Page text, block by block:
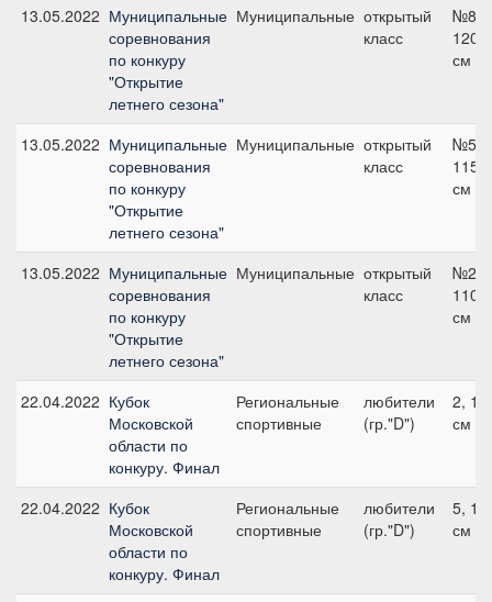
13.05.2022 Муниципальные
соревнования
по конкуру
"Открытие
летнего сезона"
Муниципальные открытый
класс
№8,
120
см
13.05.2022 Муниципальные
соревнования
по конкуру
"Открытие
летнего сезона"
Муниципальные открытый
класс
№5,
115
см
13.05.2022 Муниципальные
соревнования
по конкуру
"Открытие
летнего сезона"
Муниципальные открытый
класс
№2,
110
см
22.04.2022 Кубок
Московской
области по
конкуру. Финал
Региональные
спортивные
любители
(гр."D")
2,
см
22.04.2022 Кубок
Московской
области по
конкуру. Финал
Региональные
спортивные
любители
(гр."D")
5,
см